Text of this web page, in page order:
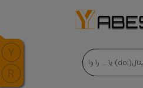
modal-check